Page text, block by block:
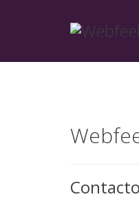
Contacto